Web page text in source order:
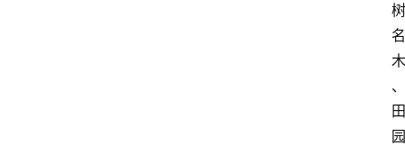
树
名
木
、
田
园